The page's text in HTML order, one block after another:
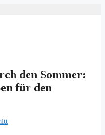
den Sommer:
für den